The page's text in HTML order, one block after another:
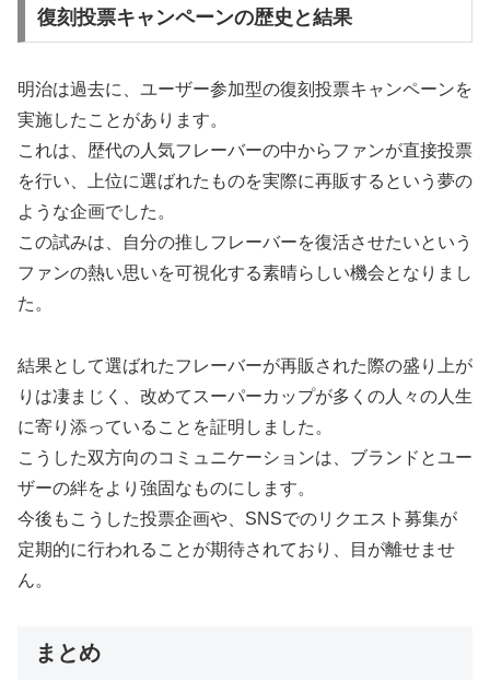
復刻投票キャンペーンの歴史と結果
明治は過去に、ユーザー参加型の復刻投票キャンペーンを
実施したことがあります。
これは、歴代の人気フレーバーの中からファンが直接投票
を行い、上位に選ばれたものを実際に再販するという夢の
ような企画でした。
この試みは、自分の推しフレーバーを復活させたいという
ファンの熱い思いを可視化する素晴らしい機会となりまし
た。
結果として選ばれたフレーバーが再販された際の盛り上が
りは凄まじく、改めてスーパーカップが多くの人々の人生
に寄り添っていることを証明しました。
こうした双方向のコミュニケーションは、ブランドとユー
ザーの絆をより強固なものにします。
今後もこうした投票企画や、SNSでのリクエスト募集が
定期的に行われることが期待されており、目が離せませ
ん。
まとめ